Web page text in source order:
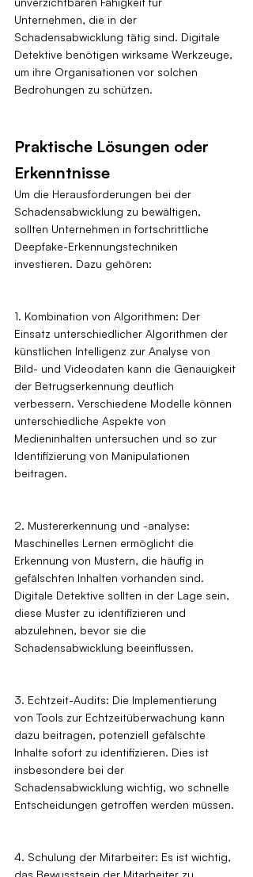
Unternehmen, die in der
Schadensabwicklung tätig sind. Digitale
Detektive benötigen wirksame Werkzeuge,
um ihre Organisationen vor solchen
Bedrohungen zu schützen.
Praktische Lösungen oder
Erkenntnisse
Um die Herausforderungen bei der
Schadensabwicklung zu bewältigen,
sollten Unternehmen in fortschrittliche
Deepfake-Erkennungstechniken
investieren. Dazu gehören:
1. Kombination von Algorithmen: Der
Einsatz unterschiedlicher Algorithmen der
künstlichen Intelligenz zur Analyse von
Bild- und Videodaten kann die Genauigkeit
der Betrugserkennung deutlich
verbessern. Verschiedene Modelle können
unterschiedliche Aspekte von
Medieninhalten untersuchen und so zur
Identifizierung von Manipulationen
beitragen.
2. Mustererkennung und -analyse:
Maschinelles Lernen ermöglicht die
Erkennung von Mustern, die häufig in
gefälschten Inhalten vorhanden sind.
Digitale Detektive sollten in der Lage sein,
diese Muster zu identifizieren und
abzulehnen, bevor sie die
Schadensabwicklung beeinflussen.
3. Echtzeit-Audits: Die Implementierung
von Tools zur Echtzeitüberwachung kann
dazu beitragen, potenziell gefälschte
Inhalte sofort zu identifizieren. Dies ist
insbesondere bei der
Schadensabwicklung wichtig, wo schnelle
Entscheidungen getroffen werden müssen.
4. Schulung der Mitarbeiter: Es ist wichtig,